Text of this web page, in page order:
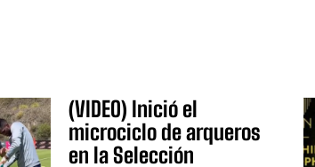
(VIDEO) Inició el
microciclo de arqueros
en la Selección